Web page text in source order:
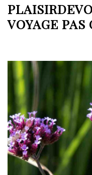
VOYAGE PAS